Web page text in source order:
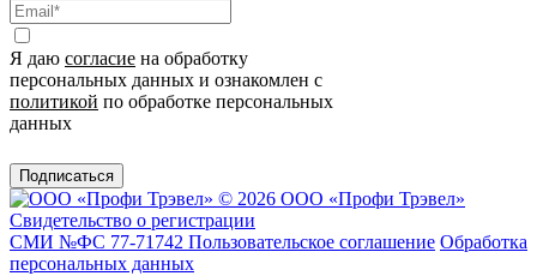
Я даю согласие на обработку
персональных данных и ознакомлен с
политикой по обработке персональных
данных
Подписаться
© 2026 ООО «Профи Трэвeл»
Свидетельство о регистрации
СМИ №ФС 77-71742 Пользовательское соглашение Обработка
персональных данных